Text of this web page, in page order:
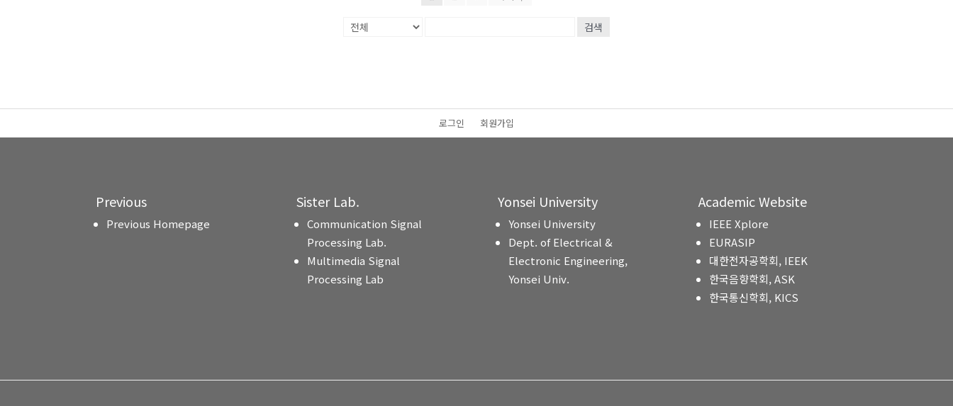
검색
로그인 회원가입
Previous
Previous Homepage
Sister Lab.
Communication Signal
Processing Lab.
Multimedia Signal
Processing Lab
Yonsei University
Yonsei University
Dept. of Electrical &
Electronic Engineering,
Yonsei Univ.
Academic Website
IEEE Xplore
EURASIP
대한전자공학회, IEEK
한국음향학회, ASK
한국통신학회, KICS